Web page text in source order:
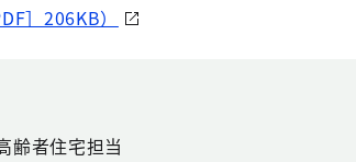
］206KB）
齢者住宅担当